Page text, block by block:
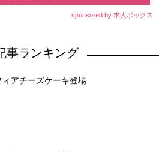
sponsored by 求人ボックス
事ランキング
ィアチーズケーキ登場